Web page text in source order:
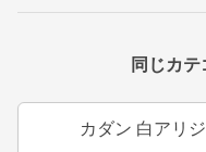
同じカ
カダン 白アリ